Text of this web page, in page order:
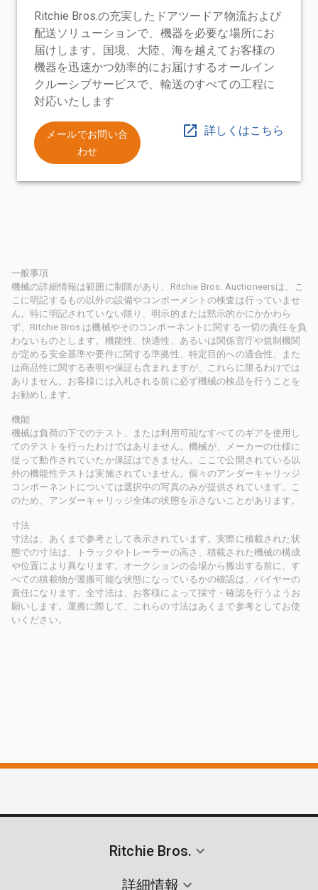
Ritchie Bros.の充実したドアツードア物流および
配送ソリューションで、機器を必要な場所にお
届けします。国境、大陸、海を越えてお客様の
機器を迅速かつ効率的にお届けするオールイン
クルーシブサービスで、輸送のすべての工程に
対応いたします
メールでお問い合
わせ
詳しくはこちら
一般事項
機械の詳細情報は範囲に制限があり、Ritchie Bros. Auctioneersは、こ
こに明記するもの以外の設備やコンポーメントの検査は行っていませ
ん。特に明記されていない限り、明示的または黙示的かにかかわら
ず、Ritchie Bros.は機械やそのコンポーネントに関する一切の責任を負
わないものとします。機能性、快適性、あるいは関係官庁や規制機関
が定める安全基準や要件に関する準拠性、特定目的への適合性、また
は商品性に関する表明や保証も含まれますが、これらに限るわけでは
ありません。お客様には入札される前に必ず機械の検品を行うことを
お勧めします。
機能
機械は負荷の下でのテスト、または利用可能なすべてのギアを使用し
てのテストを行ったわけではありません。機械が、メーカーの仕様に
従って動作されていたか保証はできません。ここで公開されている以
外の機能性テストは実施されていません。個々のアンダーキャリッジ
コンポーネントについては選択中の写真のみが提供されています。こ
のため、アンダーキャリッジ全体の状態を示さないことがあります。
寸法
寸法は、あくまで参考として表示されています。実際に積載された状
態での寸法は、トラックやトレーラーの高さ、積載された機械の構成
や位置により異なります。オークションの会場から搬出する前に、す
べての積載物が運搬可能な状態になっているかの確認は、バイヤーの
責任になります。全寸法は、お客様によって採寸・確認を行うようお
願いします。運搬に際して、これらの寸法はあくまで参考としてお使
いください。
Ritchie Bros.
詳細情報